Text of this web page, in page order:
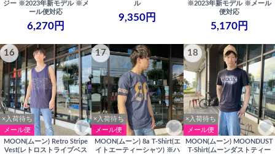
ジー ※2023年新モデル ※メ
ール便対応
6,270円
ル
9,350円
※2023年新モデル ※メール
便対応
5,170円
16
×入荷待ち
メール便
MOON(ムーン) Retro Stripe
Vest(レトロストライプベス
17
×入荷待ち
メール便
MOON(ムーン) 8a T-Shirt(エ
イトエーティーシャツ) ※ハ
18
×入荷待ち
メール便
MOON(ムーン) MOONDUST
T-Shirt(ムーンダストティー